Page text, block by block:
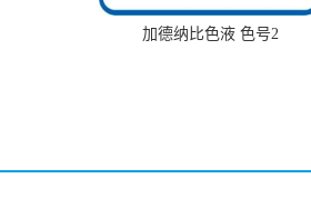
加德纳比色液 色号2